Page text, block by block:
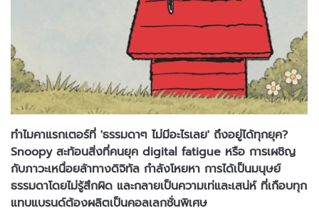
ทำไมคาแรกเตอร์ที่ 'ธรรมดาๆ ไม่มีอะไรเลย' ถึงอยู่ได้ทุกยุค?
Snoopy สะท้อนสิ่งที่คนยุค digital fatigue หรือ การเผชิญ
กับภาวะเหนื่อยล้าทางดิจิทัล กำลังโหยหา การได้เป็นมนุษย์
ธรรมดาโดยไม่รู้สึกผิด และกลายเป็นความเท่และเสน่ห์ ที่เกือบทุก
แทบแบรนด์ต้องผลิตเป็นคอลเลกชั่นพิเศษ